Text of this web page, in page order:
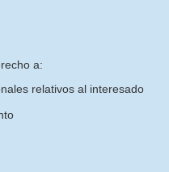
a:
relativos al interesado